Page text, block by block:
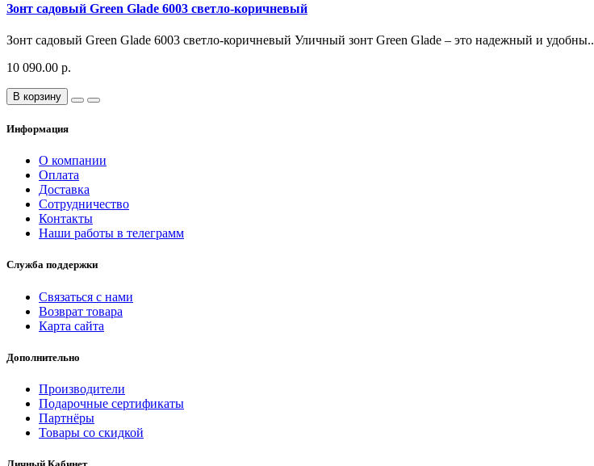
Зонт садовый Green Glade 6003 светло-коричневый
Зонт садовый Green Glade 6003 светло-коричневый Уличный зонт Green Glade – это надежный и удобны..
10 090.00 р.
В корзину
Информация
О компании
Оплата
Доставка
Сотрудничество
Контакты
Наши работы в телеграмм
Служба поддержки
Связаться с нами
Возврат товара
Карта сайта
Дополнительно
Производители
Подарочные сертификаты
Партнёры
Товары со скидкой